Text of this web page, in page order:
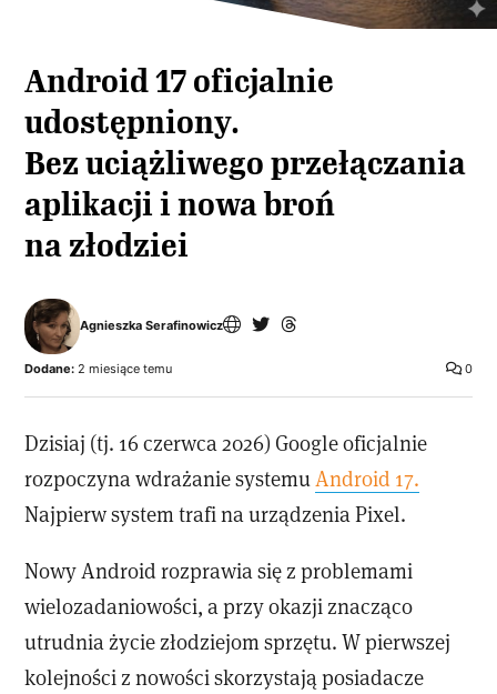
Android 17 oficjalnie
udostępniony.
Bez uciążliwego przełączania
aplikacji i nowa broń
na złodziei
Agnieszka Serafinowicz
0
Dodane: 2 miesiące temu
Dzisiaj (tj. 16 czerwca 2026) Google oficjalnie
rozpoczyna wdrażanie systemu Android 17.
Najpierw system trafi na urządzenia Pixel.
Nowy Android rozprawia się z problemami
wielozadaniowości, a przy okazji znacząco
utrudnia życie złodziejom sprzętu. W pierwszej
kolejności z nowości skorzystają posiadacze